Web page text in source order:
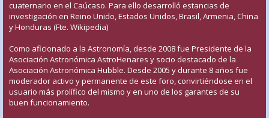
cuaternario en el Caúcaso. Para ello desarrolló estancias de
investigación en Reino Unido, Estados Unidos, Brasil, Armenia, China
y Honduras (Fte. Wikipedia)
Como aficionado a la Astronomía, desde 2008 fue Presidente de la
Asociación Astronómica AstroHenares y socio destacado de la
Asociación Astronómica Hubble. Desde 2005 y durante 8 años fue
moderador activo y permanente de este foro, convirtiéndose en el
usuario más prolífico del mismo y en uno de los garantes de su
buen funcionamiento.